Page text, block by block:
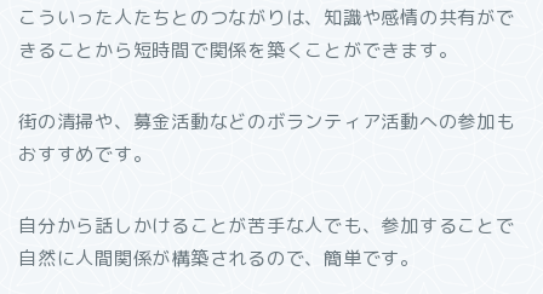
こういった人たちとのつながりは、知識や感情の共有がで
きることから短時間で関係を築くことができます。
街の清掃や、募金活動などのボランティア活動への参加も
おすすめです。
自分から話しかけることが苦手な人でも、参加することで
自然に人間関係が構築されるので、簡単です。